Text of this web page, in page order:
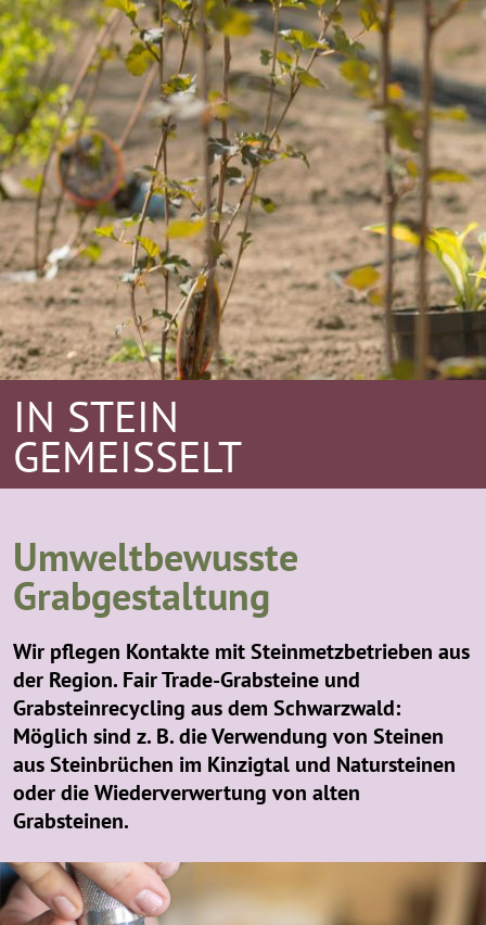
IN STEIN
GEMEISSELT
Umweltbewusste
Grabgestaltung
Wir pflegen Kontakte mit Steinmetzbetrieben aus
der Region. Fair Trade-Grabsteine und
Grabsteinrecycling aus dem Schwarzwald:
Möglich sind z. B. die Verwendung von Steinen
aus Steinbrüchen im Kinzigtal und Natursteinen
oder die Wiederverwertung von alten
Grabsteinen.